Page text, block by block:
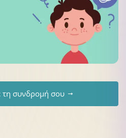
τη συνδρομή σου